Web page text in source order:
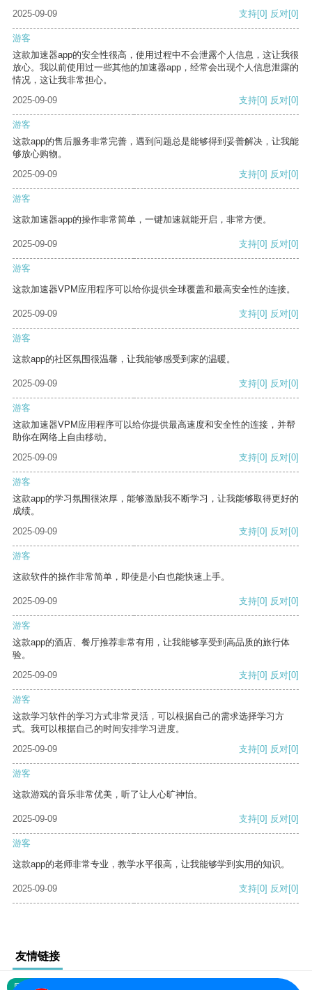
2025-09-09
支持[0] 反对[0]
游客
这款加速器app的安全性很高，使用过程中不会泄露个人信息，这让我很
放心。我以前使用过一些其他的加速器app，经常会出现个人信息泄露的
情况，这让我非常担心。
2025-09-09
支持[0] 反对[0]
游客
这款app的售后服务非常完善，遇到问题总是能够得到妥善解决，让我能
够放心购物。
2025-09-09
支持[0] 反对[0]
游客
这款加速器app的操作非常简单，一键加速就能开启，非常方便。
2025-09-09 支持[0] 反对[0]
游客
这款加速器VPM应用程序可以给你提供全球覆盖和最高安全性的连接。
2025-09-09 支持[0] 反对[0]
游客
这款app的社区氛围很温馨，让我能够感受到家的温暖。
2025-09-09 支持[0] 反对[0]
游客
这款加速器VPM应用程序可以给你提供最高速度和安全性的连接，并帮
助你在网络上自由移动。
2025-09-09
支持[0] 反对[0]
游客
这款app的学习氛围很浓厚，能够激励我不断学习，让我能够取得更好的
成绩。
2025-09-09
支持[0] 反对[0]
游客
这款软件的操作非常简单，即使是小白也能快速上手。
2025-09-09 支持[0] 反对[0]
游客
这款app的酒店、餐厅推荐非常有用，让我能够享受到高品质的旅行体
验。
2025-09-09
支持[0] 反对[0]
游客
这款学习软件的学习方式非常灵活，可以根据自己的需求选择学习方
式。我可以根据自己的时间安排学习进度。
2025-09-09
支持[0] 反对[0]
游客
这款游戏的音乐非常优美，听了让人心旷神怡。
2025-09-09 支持[0] 反对[0]
游客
这款app的老师非常专业，教学水平很高，让我能够学到实用的知识。
2025-09-09 支持[0] 反对[0]
友情链接
网站地图